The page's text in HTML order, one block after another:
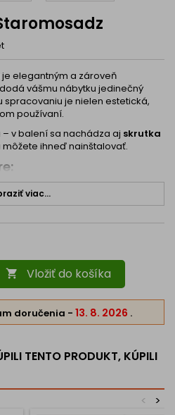
elegantným a zároveň
vášmu nábytku jedinečný
je nielen estetická,
používaní.
v balení sa nachádza aj skrutka
môžete ihneď nainštalovať.
skrutky (súčasť produktu)
doplnok pre klasický aj
používanie na dlhé roky.
viac...
 Vložiť do košíka
doručenia - 13. 8. 2026 .
TENTO PRODUKT, KÚPILI
>
<